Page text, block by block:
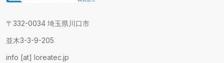
〒332-0034 埼玉県川口市
並木3-3-9-205
info [at] loreatec.jp